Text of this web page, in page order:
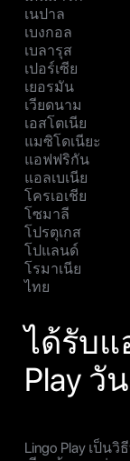
เนปาล
เบงกอล
เบลารุส
เปอร์เซีย
เยอรมัน
เวียดนาม
เอสโตเนีย
แมซิโดเนียะ
แอฟฟริกัน
แอลเบเนีย
โครเอเชีย
โซมาลี
โปรตุเกส
โปแลนด์
โรมาเนีย
ไทย
ได้รับแ
Play วั
Lingo Play เป็น